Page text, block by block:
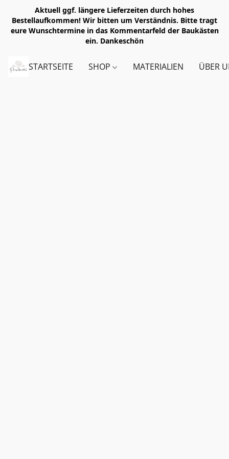
Aktuell ggf. längere Lieferzeiten durch hohes
Bestellaufkommen! Wir bitten um Verständnis. Bitte tragt
eure Wunschtermine in das Kommentarfeld der Baukästen
ein. Dankeschön
STARTSEITE SHOP MATERIALIEN ÜBER